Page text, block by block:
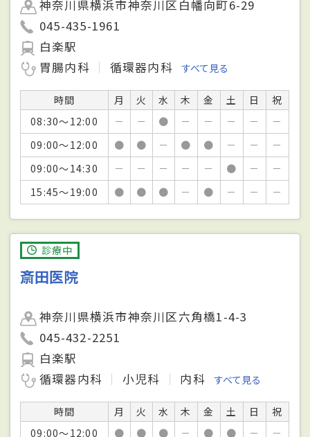
神奈川県横浜市神奈川区白幡向町6-29
045-435-1961
白楽駅
胃腸内科
循環器内科 すべて見る
時間 月 火 水 木 金 土 日
祝
08:30～12:00
－ － ● － － － －
－
09:00～12:00
● ● － ● ● － －
－
09:00～14:30
－ － － － － ● －
－
15:45～19:00
● ● ● － ● － － －
診療中
斎田医院
神奈川県横浜市神奈川区六角橋1-4-3
045-432-2251
白楽駅
循環器内科
小児科 内科 すべて見る
時間 月 火 水 木 金 土 日
祝
09:00～12:00
● ● ● － ● ● －
－